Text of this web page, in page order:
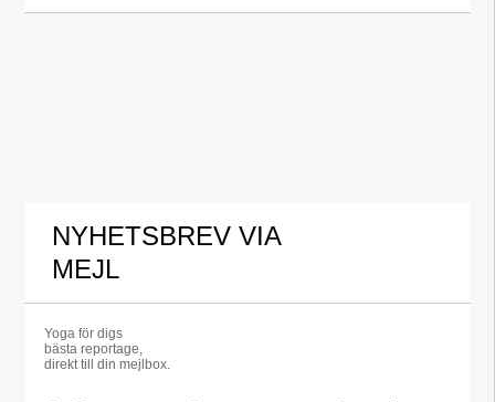
NYHETSBREV VIA
MEJL
Yoga för digs
bästa reportage,
direkt till din mejlbox.